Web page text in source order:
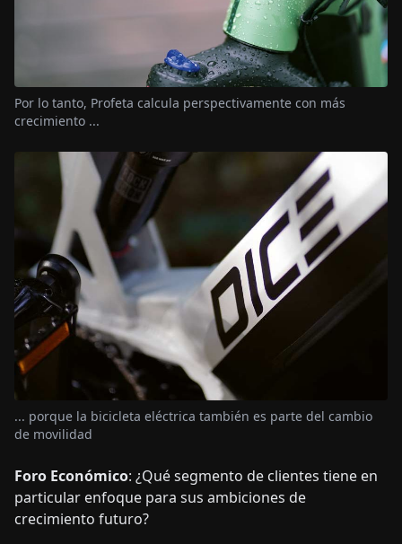
Por lo tanto, Profeta calcula perspectivamente con más
crecimiento ...
... porque la bicicleta eléctrica también es parte del cambio
de movilidad
Foro Económico: ¿Qué segmento de clientes tiene en
particular enfoque para sus ambiciones de
crecimiento futuro?